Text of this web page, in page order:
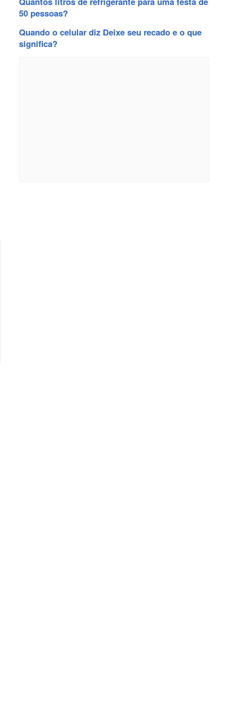
50 pessoas?
Quando o celular diz Deixe seu recado e o que
significa?